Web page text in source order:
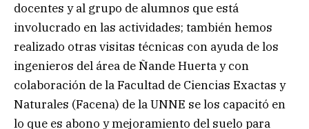
docentes y al grupo de alumnos que está
involucrado en las actividades; también hemos
realizado otras visitas técnicas con ayuda de los
ingenieros del área de Ñande Huerta y con
colaboración de la Facultad de Ciencias Exactas y
Naturales (Facena) de la UNNE se los capacitó en
lo que es abono y mejoramiento del suelo para